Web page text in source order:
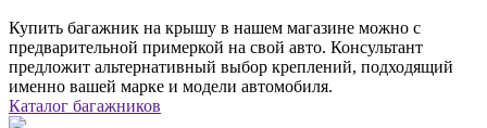
Купить багажник на крышу в нашем магазине можно с
предварительной примеркой на свой авто. Консультант
предложит альтернативный выбор креплений, подходящий
именно вашей марке и модели автомобиля.
Каталог багажников